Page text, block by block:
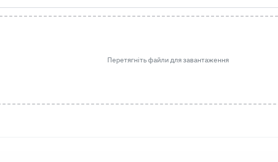
Перетягніть файли для завантаження